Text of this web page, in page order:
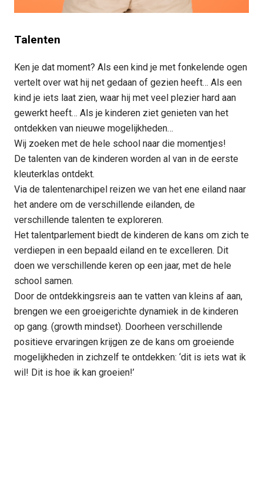
Talenten
Ken je dat moment? Als een kind je met fonkelende ogen
vertelt over wat hij net gedaan of gezien heeft… Als een
kind je iets laat zien, waar hij met veel plezier hard aan
gewerkt heeft… Als je kinderen ziet genieten van het
ontdekken van nieuwe mogelijkheden…
Wij zoeken met de hele school naar die momentjes!
De talenten van de kinderen worden al van in de eerste
kleuterklas ontdekt.
Via de talentenarchipel reizen we van het ene eiland naar
het andere om de verschillende eilanden, de
verschillende talenten te exploreren.
Het talentparlement biedt de kinderen de kans om zich te
verdiepen in een bepaald eiland en te excelleren. Dit
doen we verschillende keren op een jaar, met de hele
school samen.
Door de ontdekkingsreis aan te vatten van kleins af aan,
brengen we een groeigerichte dynamiek in de kinderen
op gang. (growth mindset). Doorheen verschillende
positieve ervaringen krijgen ze de kans om groeiende
mogelijkheden in zichzelf te ontdekken: ‘dit is iets wat ik
wil! Dit is hoe ik kan groeien!’